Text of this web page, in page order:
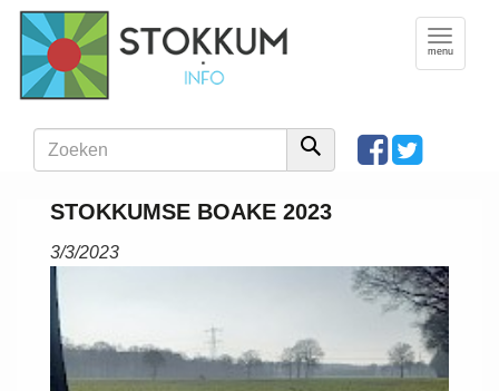
Toggle
navigation
menu
STOKKUMSE BOAKE 2023
3/3/2023